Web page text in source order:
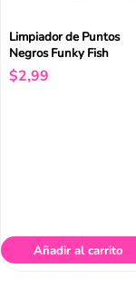
Limpiador de Puntos
Negros Funky Fish
$2,99
Añadir al carrito